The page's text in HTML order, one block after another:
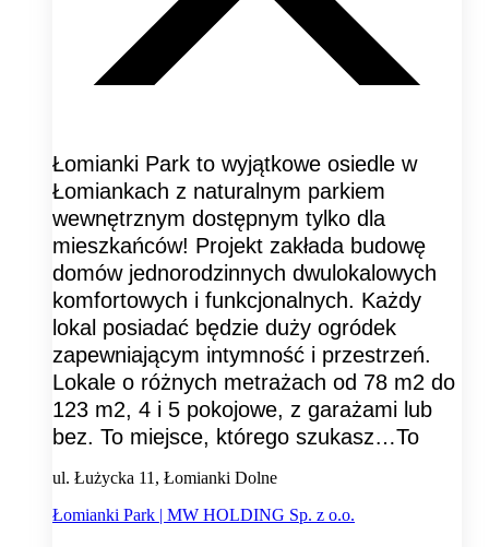
Łomianki Park to wyjątkowe osiedle w
Łomiankach z naturalnym parkiem
wewnętrznym dostępnym tylko dla
mieszkańców! Projekt zakłada budowę
domów jednorodzinnych dwulokalowych
komfortowych i funkcjonalnych. Każdy
lokal posiadać będzie duży ogródek
zapewniającym intymność i przestrzeń.
Lokale o różnych metrażach od 78 m2 do
123 m2, 4 i 5 pokojowe, z garażami lub
bez. To miejsce, którego szukasz…To
ul. Łużycka 11, Łomianki Dolne
Łomianki Park | MW HOLDING Sp. z o.o.